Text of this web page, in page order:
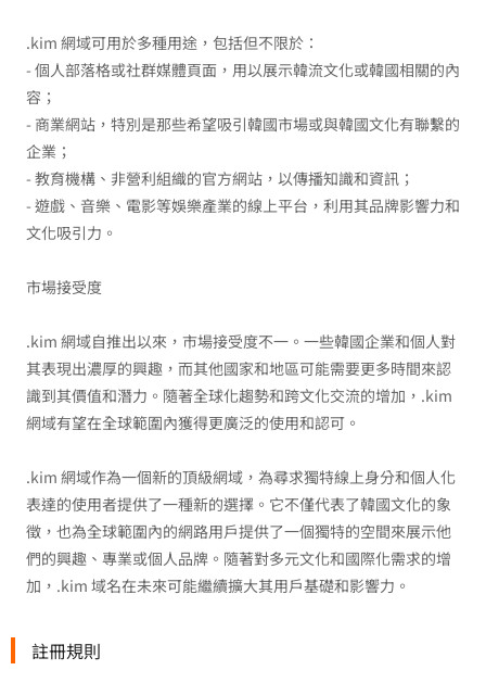
.kim 網域可用於多種用途，包括但不限於：
- 個人部落格或社群媒體頁面，用以展示韓流文化或韓國相關的內
容；
- 商業網站，特別是那些希望吸引韓國市場或與韓國文化有聯繫的
企業；
- 教育機構、非營利組織的官方網站，以傳播知識和資訊；
- 遊戲、音樂、電影等娛樂產業的線上平台，利用其品牌影響力和
文化吸引力。
市場接受度
.kim 網域自推出以來，市場接受度不一。一些韓國企業和個人對
其表現出濃厚的興趣，而其他國家和地區可能需要更多時間來認
識到其價值和潛力。隨著全球化趨勢和跨文化交流的增加，.kim
網域有望在全球範圍內獲得更廣泛的使用和認可。
.kim 網域作為一個新的頂級網域，為尋求獨特線上身分和個人化
表達的使用者提供了一種新的選擇。它不僅代表了韓國文化的象
徵，也為全球範圍內的網路用戶提供了一個獨特的空間來展示他
們的興趣、專業或個人品牌。隨著對多元文化和國際化需求的增
加，.kim 域名在未來可能繼續擴大其用戶基礎和影響力。
註冊規則